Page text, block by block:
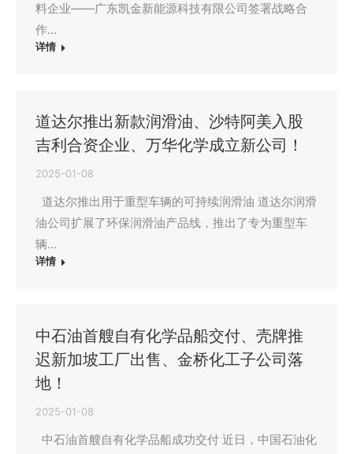
料企业——广东凯金新能源科技有限公司签署战略合
作…
详情
道达尔推出新款润滑油、沙特阿美入股
吉利合资企业、万华化学成立新公司！
2025-01-08
道达尔推出用于重型车辆的可持续润滑油 道达尔润滑
油公司扩展了环保润滑油产品线，推出了专为重型车
辆…
详情
中石油首艘自有化学品船交付、壳牌推
迟新加坡工厂出售、金桥化工子公司落
地！
2025-01-08
中石油首艘自有化学品船成功交付 近日，中国石油化